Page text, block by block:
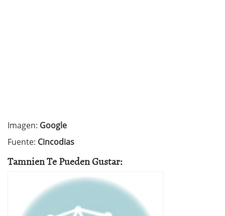
Imagen: Google
Fuente: Cincodias
Tamnien Te Pueden Gustar: